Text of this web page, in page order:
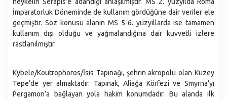
İmparatorluk Döneminde de kullanım gördüğüne dair veriler ele
geçmiştir. Söz konusu alanın MS 5-6. yüzyıllarda ise tamamen
kullanım dışı olduğu ve yağmalandığına dair kuvvetli izlere
rastlanılmıştır.
Kybele/Koutrophoros/İsis Tapınağı, şehrin akropolü olan Kuzey
Tepe’de yer almaktadır. Tapınak, Aliağa Körfezi ve Smyrna’yı
Pergamon’a bağlayan yola hakim konumdadır. Bu alanda ilk